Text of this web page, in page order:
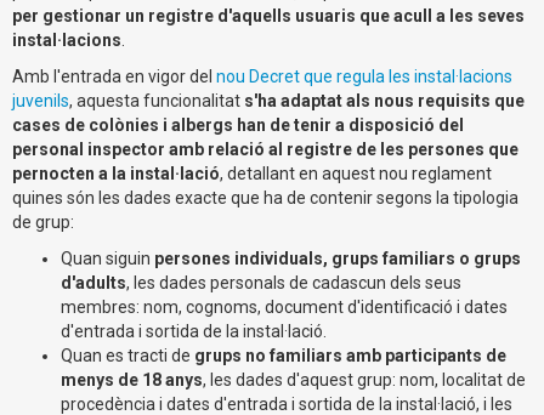
per gestionar un registre d'aquells usuaris que acull a les seves
instal·lacions
Amb l'entrada en vigor del nou Decret que regula les instal·lacions
juvenils, aquesta funcionalitat s'ha adaptat als nous requisits que
cases de colònies i albergs han de tenir a disposició del
personal inspector amb relació al registre de les persones que
pernocten a la instal·lació, detallant en aquest nou reglament
quines són les dades exacte que ha de contenir segons la tipologia
de grup:
Quan siguin persones individuals, grups familiars o grups
d'adults, les dades personals de cadascun dels seus
membres: nom, cognoms, document d'identificació i dates
d'entrada i sortida de la instal·lació.
Quan es tracti de grups no familiars amb participants de
menys de 18 anys, les dades d'aquest grup: nom, localitat de
procedència i dates d'entrada i sortida de la instal·lació, i les